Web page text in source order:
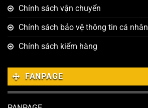
Chính sách vận chuyển
Chính sách bảo vệ thông tin cá nhân
Chính sách kiểm hàng
FANPAGE